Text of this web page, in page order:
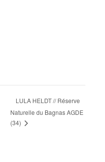
LULA HELDT // Réserve
Naturelle du Bagnas AGDE
(34)